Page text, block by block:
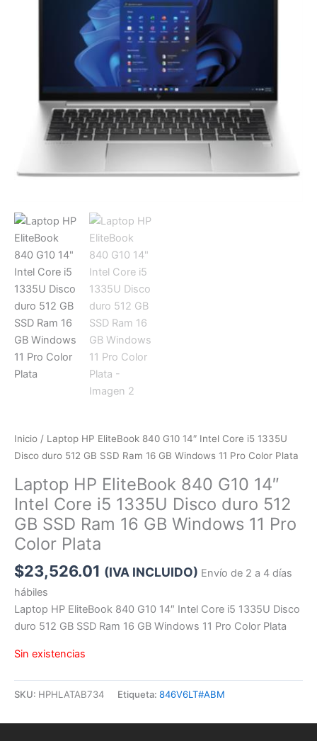
Inicio / Laptop HP EliteBook 840 G10 14″ Intel Core i5 1335U
Disco duro 512 GB SSD Ram 16 GB Windows 11 Pro Color Plata
Laptop HP EliteBook 840 G10 14″
Intel Core i5 1335U Disco duro 512
GB SSD Ram 16 GB Windows 11 Pro
Color Plata
$23,526.01 (IVA INCLUIDO) Envío de 2 a 4 días
hábiles
Laptop HP EliteBook 840 G10 14″ Intel Core i5 1335U Disco
duro 512 GB SSD Ram 16 GB Windows 11 Pro Color Plata
Sin existencias
SKU: HPHLATAB734 Etiqueta: 846V6LT#ABM